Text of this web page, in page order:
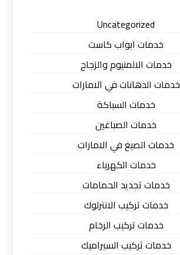
Uncategorized
خدمات ابواب كاست
خدمات الالمنيوم والزجاج
خدمات الدهانات في الامارات
خدمات السباكة
خدمات الصباغين
خدمات الصبغ في الامارات
خدمات الكهرباء
خدمات تجديد الحمامات
خدمات تركيب الانترلوك
خدمات تركيب الرخام
خدمات تركيب السيراميك